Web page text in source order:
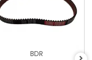
BDR